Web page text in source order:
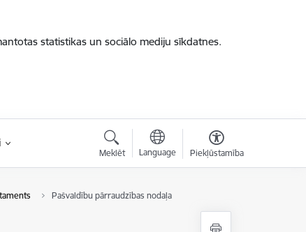
statistikas un sociālo mediju sīkdatnes.
Meklēt Language Piekļūstamība
Pašvaldību pārraudzības nodaļa